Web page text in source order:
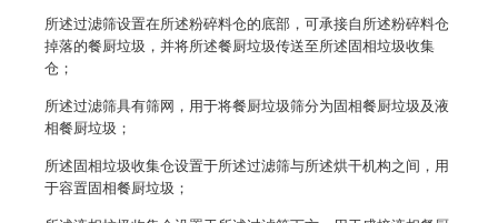
所述过滤筛设置在所述粉碎料仓的底部，可承接自所述粉碎料仓
掉落的餐厨垃圾，并将所述餐厨垃圾传送至所述固相垃圾收集
仓；
所述过滤筛具有筛网，用于将餐厨垃圾筛分为固相餐厨垃圾及液
相餐厨垃圾；
所述固相垃圾收集仓设置于所述过滤筛与所述烘干机构之间，用
于容置固相餐厨垃圾；